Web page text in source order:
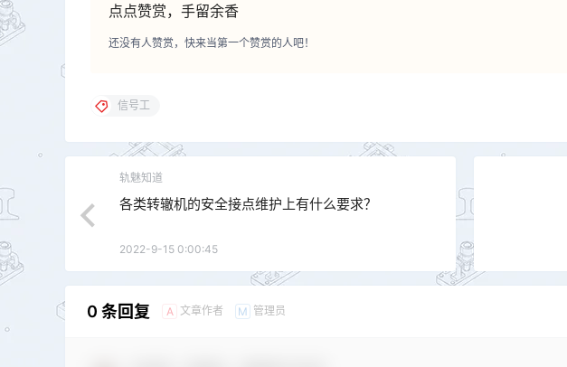
点点赞赏，手留余香
还没有人赞赏，快来当第一个赞赏的人吧！
信号工
轨魅知道
各类转辙机的安全接点维护上有什么要求？
2022-9-15 0:00:45
0 条回复 A 文章作者 M 管理员